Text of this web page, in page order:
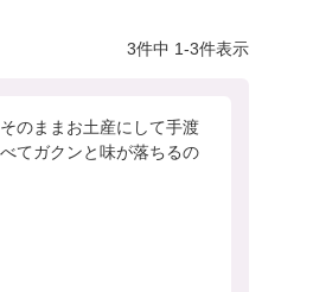
3件中 1-3件表示
のままお土産にして手渡
てガクンと味が落ちるの